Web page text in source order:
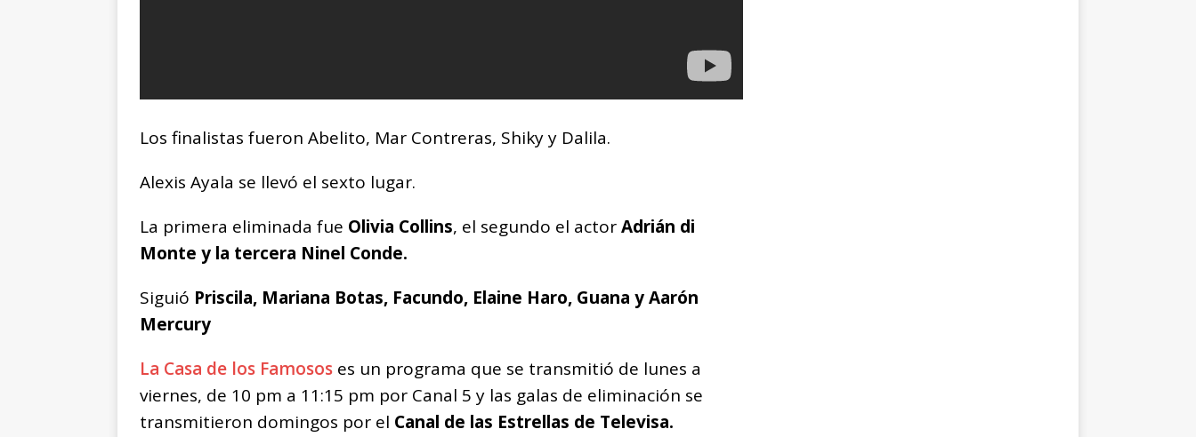
Los finalistas fueron Abelito, Mar Contreras, Shiky y Dalila.
Alexis Ayala se llevó el sexto lugar.
La primera eliminada fue Olivia Collins, el segundo el actorAdrián di
Monte y la tercera Ninel Conde.
Siguió Priscila, Mariana Botas, Facundo, Elaine Haro, Guana y Aarón
Mercury
La Casa de los Famosos es un programa que se transmitió de lunes a
viernes, de 10 pm a 11:15 pm por Canal 5 y las galas de eliminación se
transmitieron domingos por el Canal de las Estrellas de Televisa.